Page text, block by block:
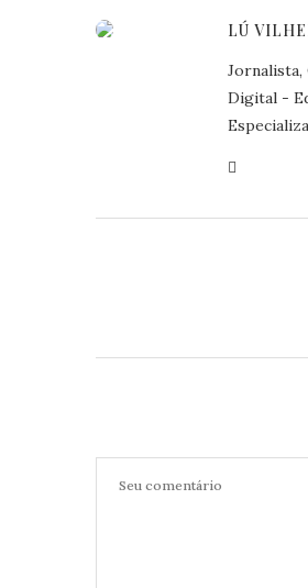
LÚ
Jornalista,
Digital -